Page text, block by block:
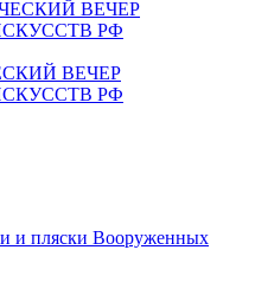
ВЕЧЕР
РФ
и пляски Вооруженных